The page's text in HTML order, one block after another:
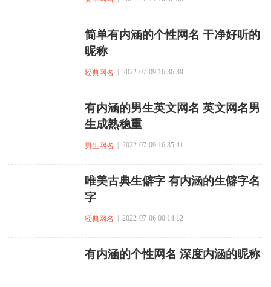
简单有内涵的个性网名 干净好听的
昵称
经典网名 | 2022-07-09 16:36:39
有内涵的男生英文网名 英文网名男
生成熟稳重
男生网名 | 2022-07-09 16:35:41
唯美古典生僻字 有内涵的生僻字名
字
经典网名 | 2022-07-06 00:14:12
有内涵的个性网名 深度内涵的昵称